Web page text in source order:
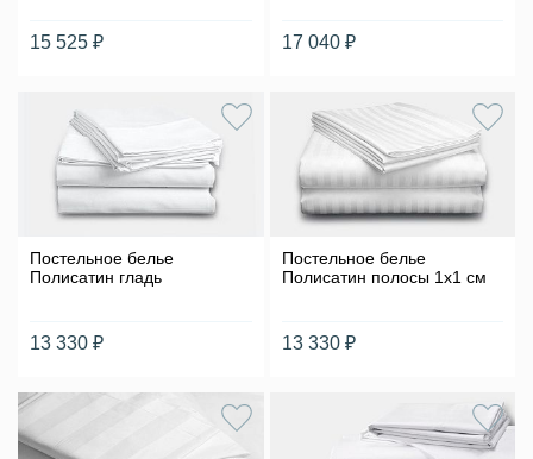
15 525 ₽ 17 040 ₽
Постельное белье
Полисатин гладь
13 330 ₽
Постельное белье
Полисатин полосы 1х1 см
13 330 ₽